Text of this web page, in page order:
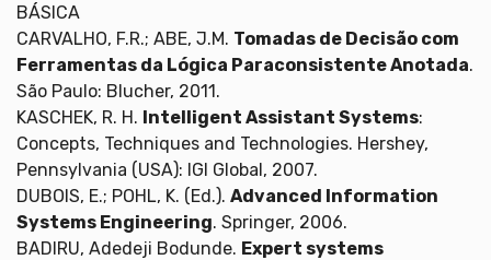
BÁSICA
CARVALHO, F.R.; ABE, J.M. Tomadas de Decisão com
Ferramentas da Lógica Paraconsistente Anotada.
São Paulo: Blucher, 2011.
KASCHEK, R. H. Intelligent Assistant Systems:
Concepts, Techniques and Technologies. Hershey,
Pennsylvania (USA): IGI Global, 2007.
DUBOIS, E.; POHL, K. (Ed.). Advanced Information
Systems Engineering. Springer, 2006.
BADIRU, Adedeji Bodunde. Expert systems